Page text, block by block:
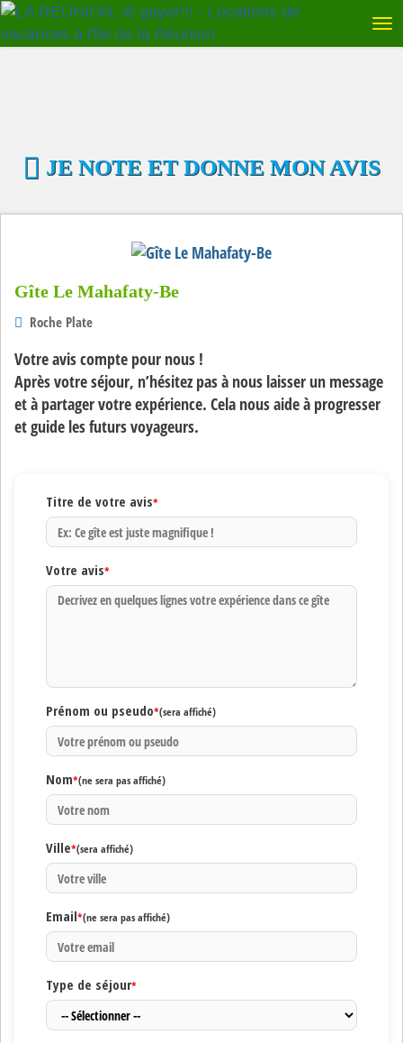
JE NOTE ET DONNE MON AVIS
Gîte Le Mahafaty-Be
Roche Plate
Votre avis compte pour nous !
Après votre séjour, n’hésitez pas à nous laisser un message
et à partager votre expérience. Cela nous aide à progresser
et guide les futurs voyageurs.
Titre de votre avis*
Votre avis*
Prénom ou pseudo*(sera affiché)
Nom*(ne sera pas affiché)
Ville*(sera affiché)
Email*(ne sera pas affiché)
Type de séjour*